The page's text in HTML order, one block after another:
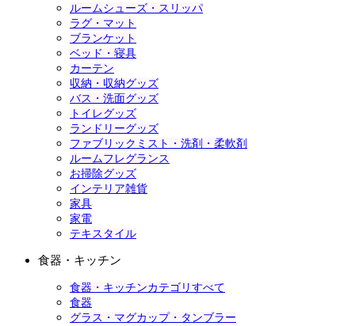
ルームシューズ・スリッパ
ラグ・マット
ブランケット
ベッド・寝具
カーテン
収納・収納グッズ
バス・洗面グッズ
トイレグッズ
ランドリーグッズ
ファブリックミスト・洗剤・柔軟剤
ルームフレグランス
お掃除グッズ
インテリア雑貨
家具
家電
テキスタイル
食器・キッチン
食器・キッチンカテゴリすべて
食器
グラス・マグカップ・タンブラー